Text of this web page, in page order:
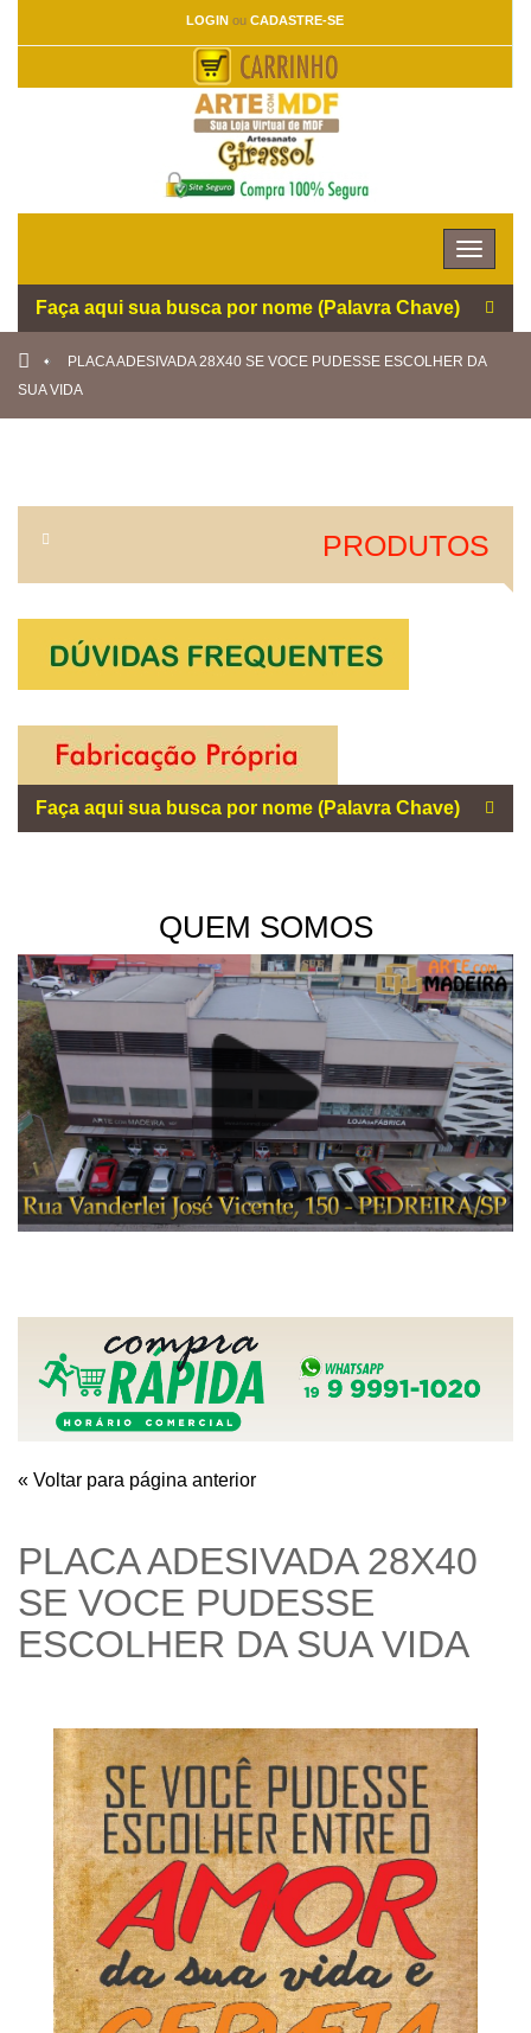
LOGIN ou CADASTRE-SE
Toggle
PLACA ADESIVADA 28X40 SE VOCE PUDESSE ESCOLHER DA
SUA VIDA
PRODUTOS
QUEM SOMOS
« Voltar para página anterior
PLACA ADESIVADA 28X40
SE VOCE PUDESSE
ESCOLHER DA SUA VIDA